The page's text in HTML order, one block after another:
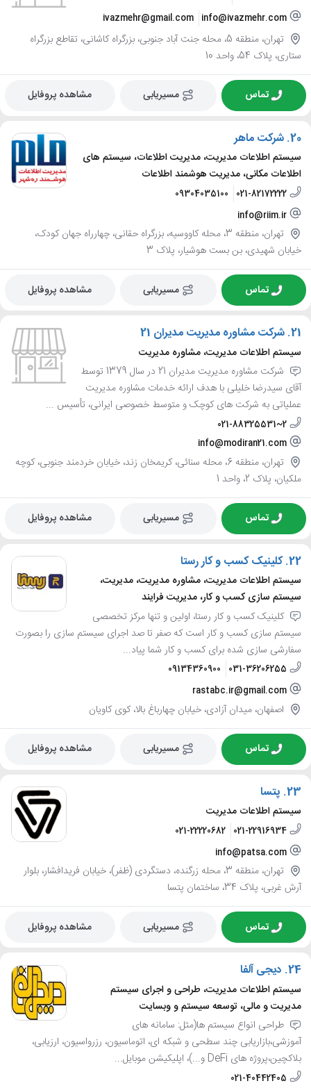
info@ivazmehr.com
ivazmehr@gmail.com
تهران، منطقه 5، محله جنت آباد جنوبی، بزرگراه کاشانی، تقاطع بزرگراه
ستاری، پلاک 54، واحد 10
تماس مسیریابی مشاهده پروفایل
20. شرکت ماهر
سیستم اطلاعات مدیریت، مدیریت اطلاعات، سیستم های
اطلاعات مکانی، مدیریت هوشمند اطلاعات
021-82172222
09304035100
info@riim.ir
تهران، منطقه 3، محله کاووسیه، بزرگراه حقانی، چهارراه جهان کودک،
خیابان شهیدی، بن بست هوشیار، پلاک 3
تماس مسیریابی مشاهده پروفایل
21. شرکت مشاوره مدیریت مدیران 21
سیستم اطلاعات مدیریت، مشاوره مدیریت
شرکت مشاوره مدیریت مدیران 21 در سال 1379 توسط
آقای سیدرضا خلیلی با هدف ارائه خدمات مشاوره مدیریت
عملیاتی به شرکت های کوچک و متوسط خصوصی ایرانی، تأسیس ...
021-88325531~2
info@modiran21.com
تهران، منطقه 6، محله سنائی، کریمخان زند، خیابان خردمند جنوبی، کوچه
ملکیان، پلاک 2، واحد 1
تماس مسیریابی مشاهده پروفایل
22. کلینیک کسب و کار رستا
سیستم اطلاعات مدیریت، مشاوره مدیریت، مدیریت،
سیستم سازی کسب و کار، مدیریت فرایند
کلینیک کسب و کار رستا، اولین و تنها مرکز تخصصی
سیستم سازی کسب و کار است که صفر تا صد اجرای سیستم سازی را بصورت
سفارشی سازی شده برای کسب و کار شما پیاد...
031-36206255
09134360900
rastabc.ir@gmail.com
اصفهان، میدان آزادی، خیابان چهارباغ بالا، کوی کاویان
تماس مسیریابی مشاهده پروفایل
23. پتسا
سیستم اطلاعات مدیریت
021-22916934
021-22220682
info@patsa.com
تهران، منطقه 3، محله زرگنده، دستگردی (ظفر)، خیابان فریدافشار، بلوار
آرش غربی، پلاک 34، ساختمان پتسا
تماس مسیریابی مشاهده پروفایل
24. دیجی آلفا
سیستم اطلاعات مدیریت، طراحی و اجرای سیستم
مدیریت و مالی، توسعه سیستم و وبسایت
طراحی انواع سیستم ها(مثل: سامانه های
آموزشی،بازاریابی چند سطحی و شبکه ای، اتوماسیون، رزرواسیون، ارزیابی،
بلاکچین،پروژه های DeFi و...)، اپلیکیشن موبایل...
021-40442405